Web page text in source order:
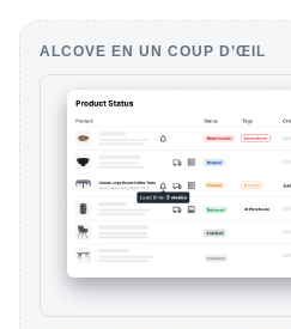
ALCOVE EN UN COUP D’ŒIL